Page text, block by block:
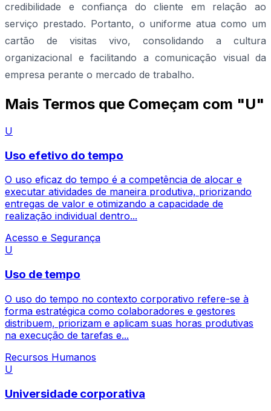
credibilidade e confiança do cliente em relação ao
serviço prestado. Portanto, o uniforme atua como um
cartão de visitas vivo, consolidando a cultura
organizacional e facilitando a comunicação visual da
empresa perante o mercado de trabalho.
Mais Termos que Começam com "U"
U
Uso efetivo do tempo
O uso eficaz do tempo é a competência de alocar e
executar atividades de maneira produtiva, priorizando
entregas de valor e otimizando a capacidade de
realização individual dentro...
Acesso e Segurança
U
Uso de tempo
O uso do tempo no contexto corporativo refere-se à
forma estratégica como colaboradores e gestores
distribuem, priorizam e aplicam suas horas produtivas
na execução de tarefas e...
Recursos Humanos
U
Universidade corporativa